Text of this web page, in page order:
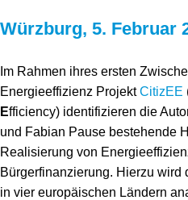
Netze
Sektorenkopplung
Speicher
Stromerzeugung
Wärme
Stiftungsporträt
Team
Forschungsnetzwerk
Bibliothek
Newsletter
Würzburg, 5. Februar
Im Rahmen ihres ersten
Energieeffizienz ProjektCitizEE
Efficiency) identifizieren die
und Fabian Pause bestehende
Realisierung von
Bürgerfinanzierung. Hierzu wird
in vier europäischen Ländern